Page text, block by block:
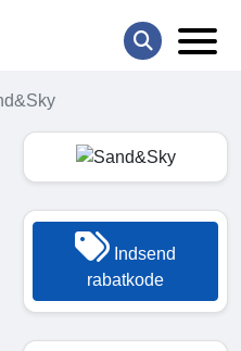
Indsend
rabatkode